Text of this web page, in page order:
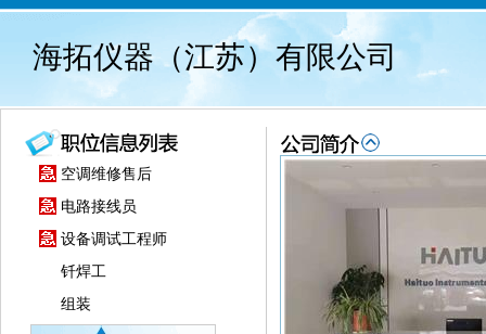
海拓仪器（江苏）有限公司
空调维修售后
电路接线员
设备调试工程师
钎焊工
组装